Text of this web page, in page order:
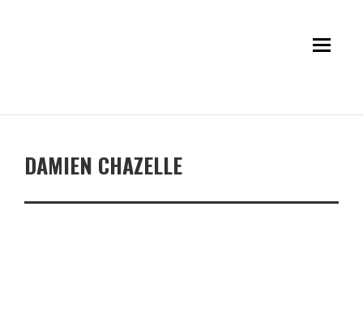
DAMIEN CHAZELLE